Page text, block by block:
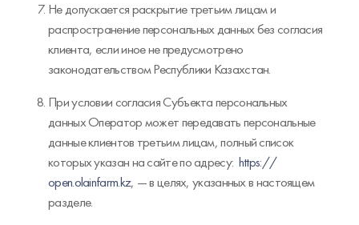
Не допускается раскрытие третьим лицам и
распространение персональных данных без согласия
клиента, если иное не предусмотрено
законодательством Республики Казахстан.
При условии согласия Субъекта персональных
данных Оператор может передавать персональные
данные клиентов третьим лицам, полный список
которых указан на сайте по адресу: https://
open.olainfarm.kz, — в целях, указанных в настоящем
разделе.